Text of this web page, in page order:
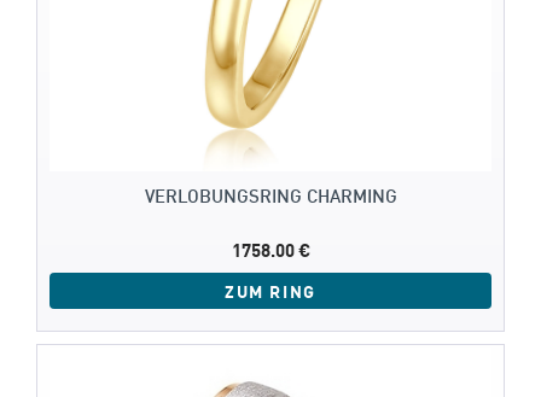
VERLOBUNGSRING CHARMING
1758.00 €
ZUM RING